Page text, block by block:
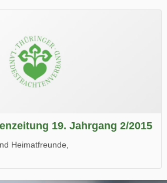
Spaß beim Lesen.
19. Jahrgang 2/2015
Heimatfreunde,
Spaß beim Lesen.